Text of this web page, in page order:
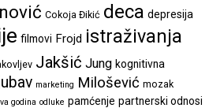
Cokoja Đikić deca depresija
filmovi Frojd istraživanja
Jakšić Jung kognitivna
marketing Milošević mozak
godina odluke pamćenje partnerski odnosi